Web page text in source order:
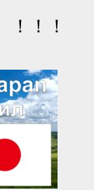
！！！